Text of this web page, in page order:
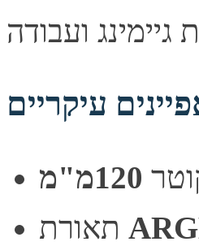
עיקריים
120מ"מ